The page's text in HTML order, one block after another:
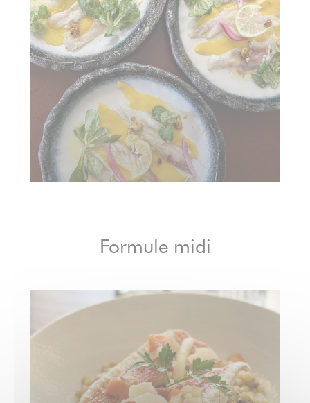
Formule midi